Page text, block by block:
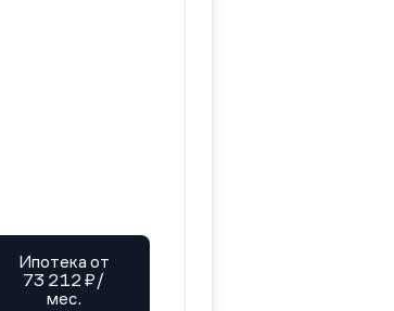
Ипотека от
73 212 ₽/
мес.